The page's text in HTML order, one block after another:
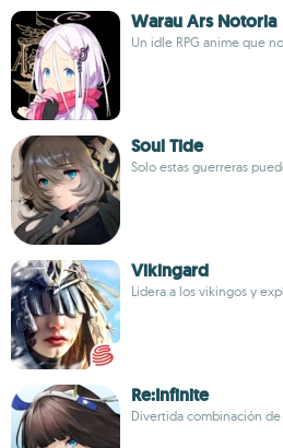
Warau Ars Notoria
Un idle RPG anime que
Soul Tide
Solo estas guerreras
Vikingard
Lidera a los vikingos y
Re:Infinite
Divertida combinación de